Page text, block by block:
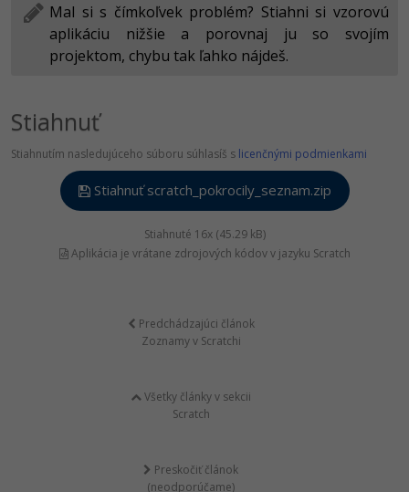
Mal si s čímkoľvek problém? Stiahni si vzorovú
aplikáciu nižšie a porovnaj ju so svojím
projektom, chybu tak ľahko nájdeš.
Stiahnuť
Stiahnutím nasledujúceho súboru súhlasíš s licenčnými podmienkami
Stiahnuť scratch_pokrocily_seznam.zip
Stiahnuté 16x (45.29 kB)
Aplikácia je vrátane zdrojových kódov v jazyku Scratch
Predchádzajúci článok
Zoznamy v Scratchi
Všetky články v sekcii
Scratch
Preskočiť článok
(neodporúčame)